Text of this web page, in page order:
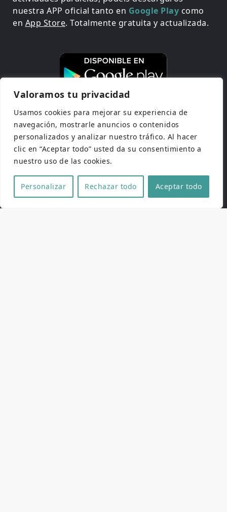
Valoramos tu privacidad
Usamos cookies para mejorar su experiencia de
navegación, mostrarle anuncios o contenidos
personalizados y analizar nuestro tráfico. Al hacer
clic en “Aceptar todo” usted da su consentimiento a
nuestro uso de las cookies.
Personalizar Rechazar todo Aceptar todo
nuestra APP oficial tanto en Google Play como
en App Store. Totalmente gratuita y actualizada.